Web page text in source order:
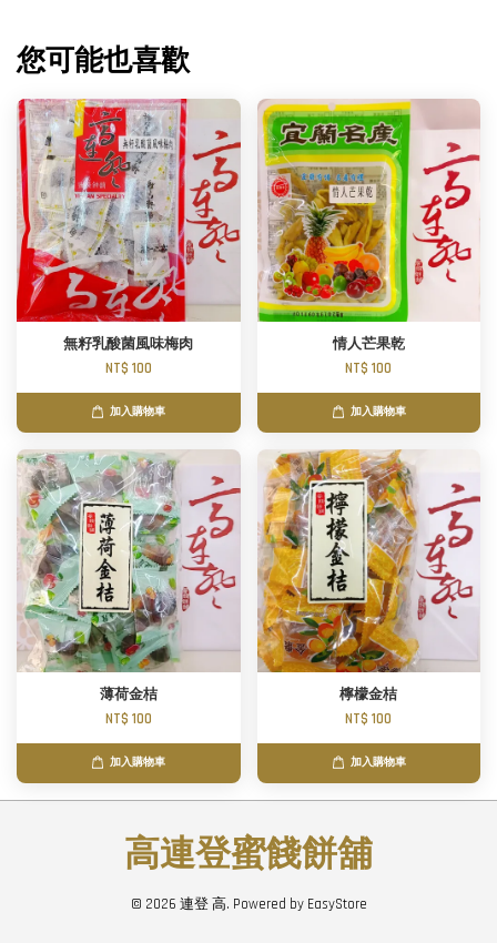
您可能也喜歡
無籽乳酸菌風味梅肉
NT$ 100
加入購物車
情人芒果乾
NT$ 100
加入購物車
薄荷金桔
NT$ 100
加入購物車
檸檬金桔
NT$ 100
加入購物車
高連登蜜餞餅舖
© 2026 連登 高. Powered by EasyStore